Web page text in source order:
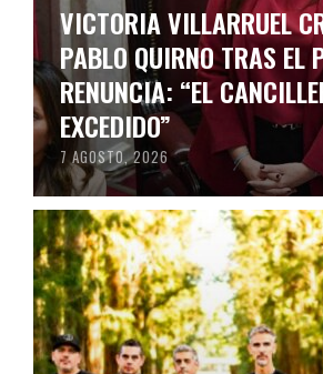
VICTORIA VILLARRUEL
PABLO QUIRNO TRAS EL
RENUNCIA: “EL
EXCEDIDO”
7 AGOSTO, 2026